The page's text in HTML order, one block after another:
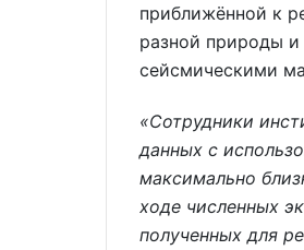
приближённой к
разной природы и
сейсмическими
«Сотрудники
данных с
максимально
ходе численных
полученных для